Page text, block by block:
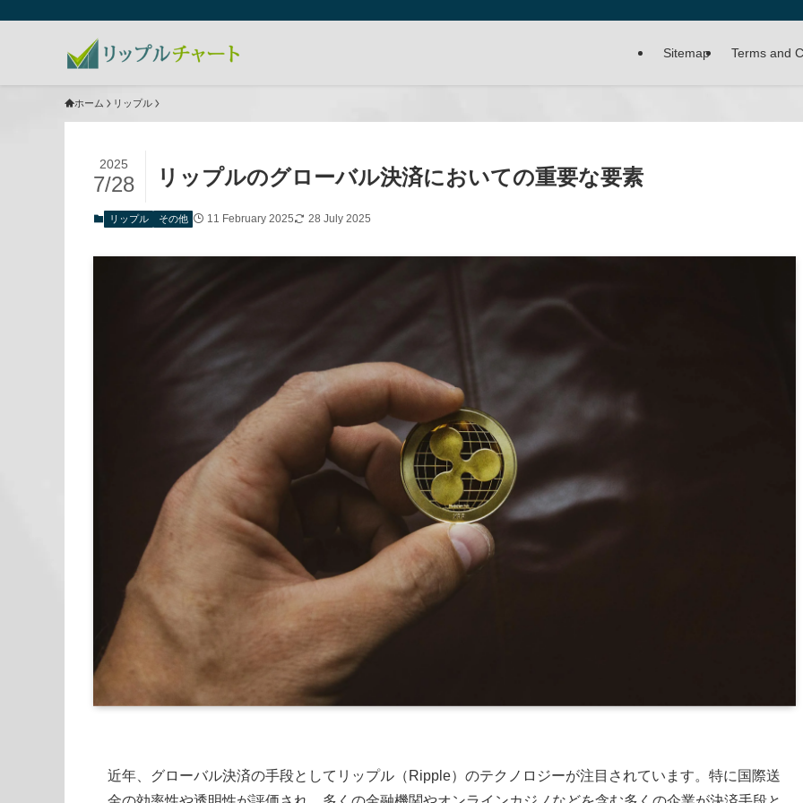
Sitemap Terms and
ホーム リップル
リップルのグローバル決済においての重要な要素
2025
7/28
リップル その他 11 February 2025 28 July 2025
近年、グローバル決済の手段としてリップル（Ripple）のテクノロジーが注目されています。特に国際送